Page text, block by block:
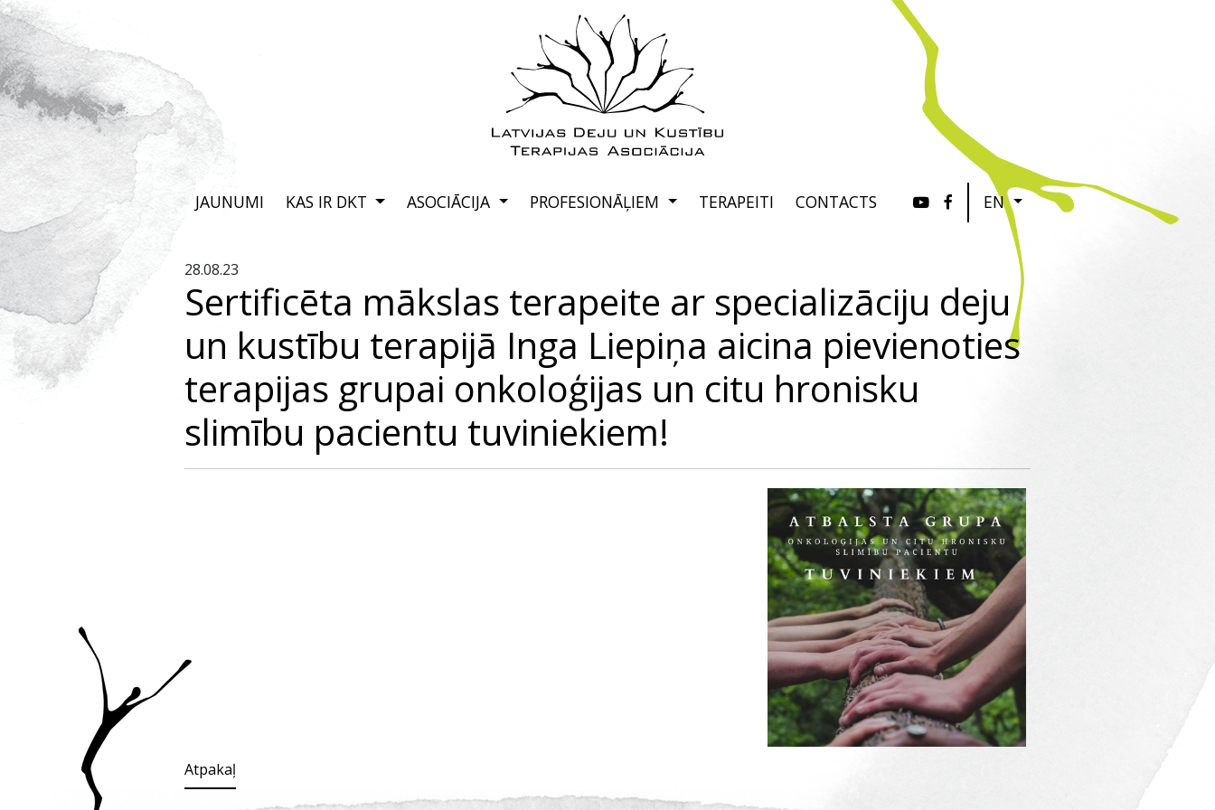
JAUNUMI KAS IR DKT ASOCIĀCIJA PROFESIONĀĻIEM TERAPEITI CONTACTS EN
28.08.23
Sertificēta mākslas terapeite ar specializāciju deju
un kustību terapijā Inga Liepiņa aicina pievienoties
terapijas grupai onkoloģijas un citu hronisku
slimību pacientu tuviniekiem!
Atpakaļ